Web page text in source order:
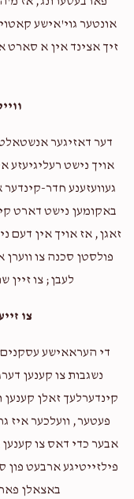
13
9
Donors
מרדכי הערש איצקוביץ
13
אונטער גוי'אישע
זיך אצינד אין א סארט
דער דאזיגער
אויך נישט רעליגיעזע
געוועזענע חדר-קינדער
באקומען נישט דארט
זאגן, אז אויך אין דעם
פולסטן סכנה צו ווערן
לעבן; צו זיין
צו
די העראאישע
קינדערלעך זאלן קענען
פעטער, וועלכער איז
אבער כדי דאס צו
פילזייטיגע ארבעט פון
באצאלן